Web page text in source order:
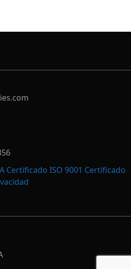
#:~:text=Fax
Certificado ISO 9001 Certificado